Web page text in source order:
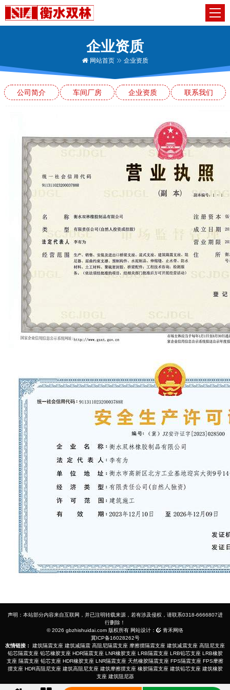
企业资质
网站首页 企业资质
公司简介 车间厂房 企业资质 联系我们
声明：本站部分内容来自互联网，并已注明转载来源，若有涉及侵权，请联系0318-6666807进
行删除！
© 2026 gbzhishuidai.com 版权所有 网站设计：
青禾网络
冀ICP备16028262号
友情链接：
建筑隔震支座 建筑减隔震 高阻尼隔震支座 摩擦摆隔震支座 建筑减震支座 高阻尼支座
铅芯隔震支座 铅芯橡胶支座 HDR隔震支座 LNR橡胶支座 LRB隔震支座 LRB铅芯支座 LRB橡胶
支座 隔震支座 铅芯支座 HDR橡胶支座 LNR隔震支座 天然橡胶隔震支座 FPS隔震支座 FPS摩擦
摆支座 HDR高阻尼支座 建筑高阻尼支座 建筑摩擦摆支座 橡胶隔震支座 建筑铅芯支座 建筑橡胶
支座 建筑阻尼器